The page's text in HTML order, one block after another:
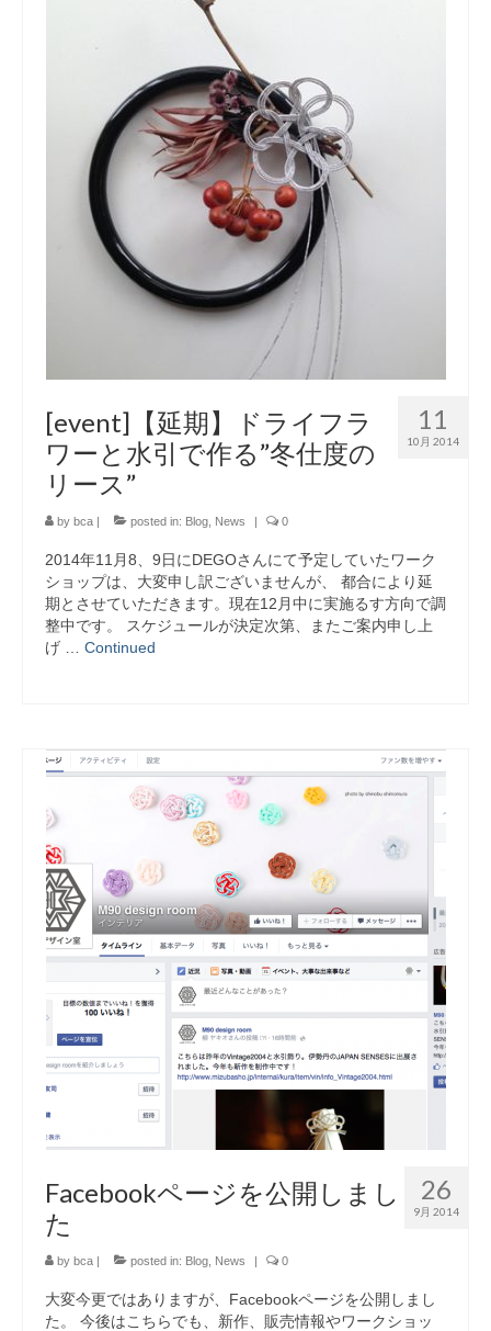
11
10月 2014
[event]【延期】ドライフラ
ワーと水引で作る”冬仕度の
リース”
by bca | posted in: Blog News | 0
2014年11月8、9日にDEGOさんにて予定していたワーク
ショップは、大変申し訳ございませんが、 都合により延
期とさせていただきます。現在12月中に実施るす方向で調
整中です。 スケジュールが決定次第、またご案内申し上
げ … Continued
26
9月 2014
Facebookページを公開しまし
た
by bca | posted in: Blog News | 0
大変今更ではありますが、Facebookページを公開しまし
た。 今後はこちらでも、新作、販売情報やワークショッ